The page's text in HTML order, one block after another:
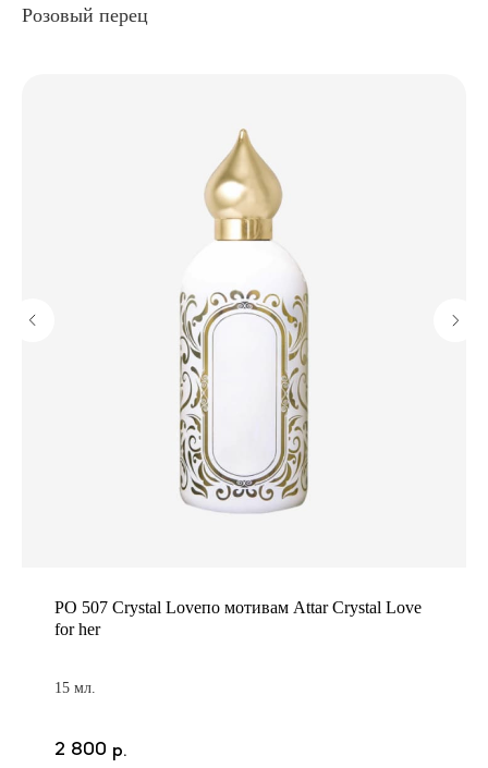
Розовый перец
PO 507 Crystal Loveпо мотивам Attar Crystal Love
for her
15 мл.
2 800 р.